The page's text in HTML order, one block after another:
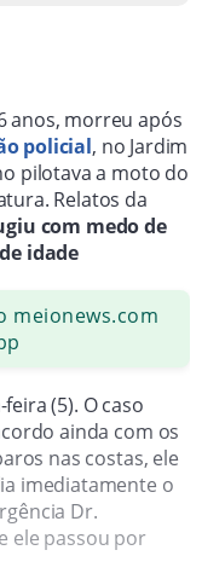
anos, morreu após
policial, no Jardim
pilotava a moto do
Relatos da
com medo de
idade
meionews.com
(5). O caso
ainda com os
nas costas, ele
imediatamente o
Dr.
ele passou por